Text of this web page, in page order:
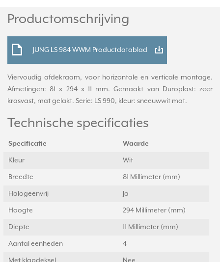
Productomschrijving
JUNG LS 984 WWM Productdatablad
Viervoudig afdekraam, voor horizontale en verticale montage.
Afmetingen: 81 x 294 x 11 mm. Gemaakt van Duroplast: zeer
krasvast, mat gelakt. Serie: LS 990, kleur: sneeuwwit mat.
Technische specificaties
Specificatie Waarde
Kleur Wit
Breedte 81 Millimeter (mm)
Halogeenvrij Ja
Hoogte 294 Millimeter (mm)
Diepte 11 Millimeter (mm)
Aantal eenheden 4